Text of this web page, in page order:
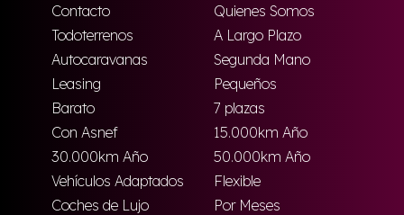
Contacto
Quienes Somos
Todoterrenos
A Largo Plazo
Autocaravanas
Segunda Mano
Leasing
Pequeños
Barato
7 plazas
Con Asnef
15.000km Año
30.000km Año
50.000km Año
Vehículos Adaptados
Flexible
Coches de Lujo
Por Meses